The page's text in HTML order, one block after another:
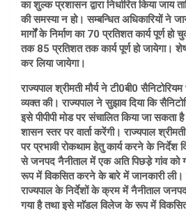
का शुल्क प्रशासन द्वारा निर्धारित किया जाय
की समस्या न हो। सम्बन्धित अधिकारियों ने
मार्गों के निर्माण का 70 प्रतिशत कार्य पूर्ण
तक 85 प्रतिशत तक कार्य पूर्ण हो जायेगा।
कर लिया जायेगा।
राज्यपाल श्रीमती मौर्य ने टी0बी0
व्यक्त की। राज्यपाल ने सुझाव दिया कि
इसे पीपीपी मोड पर संचालित किया जा सकता
शासन स्तर पर वार्ता करेंगी। राज्यपाल
पर प्रभावी रोकथाम हेतु कार्य करने के निर्देश
से जनपद नैनीताल में एक अति पिछडे़ गांव
रूप में विकसित करने के बारे में जानकारी ली।
राज्यपाल के निर्देशों के क्रम में नैनीताल
गया है तथा इसे माॅडल विलेज के रूप में विकसित